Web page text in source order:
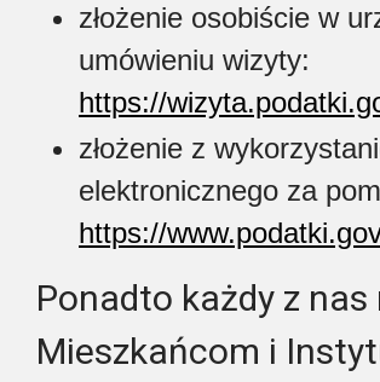
złożenie osobiście w
umówieniu wizyty:
https://
złożenie z
elektronicznego za
https://
Ponadto każdy z
Mieszkańcom i